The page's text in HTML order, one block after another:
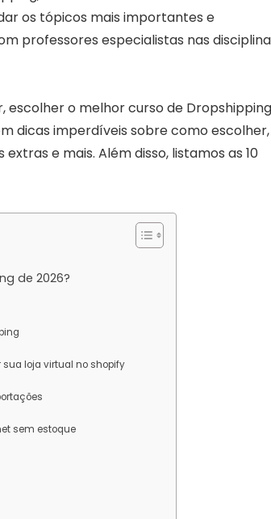
os tópicos mais importantes e
professores especialistas nas
o melhor curso de Dropshipping
dicas imperdíveis sobre como escolher,
e mais. Além disso, listamos as 10
de 2026?
loja virtual no shopify
sem estoque